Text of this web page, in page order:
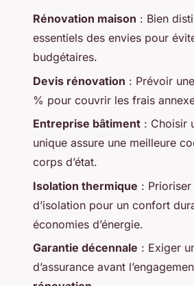
Rénovation maison : Bien
essentiels des envies pour
budgétaires.
Devis rénovation : Prévoir
% pour couvrir les frais
Entreprise bâtiment : Choisir
unique assure une meilleure
corps d’état.
Isolation thermique :
d’isolation pour un confort
économies d’énergie.
Garantie décennale : Exiger
d’assurance avant